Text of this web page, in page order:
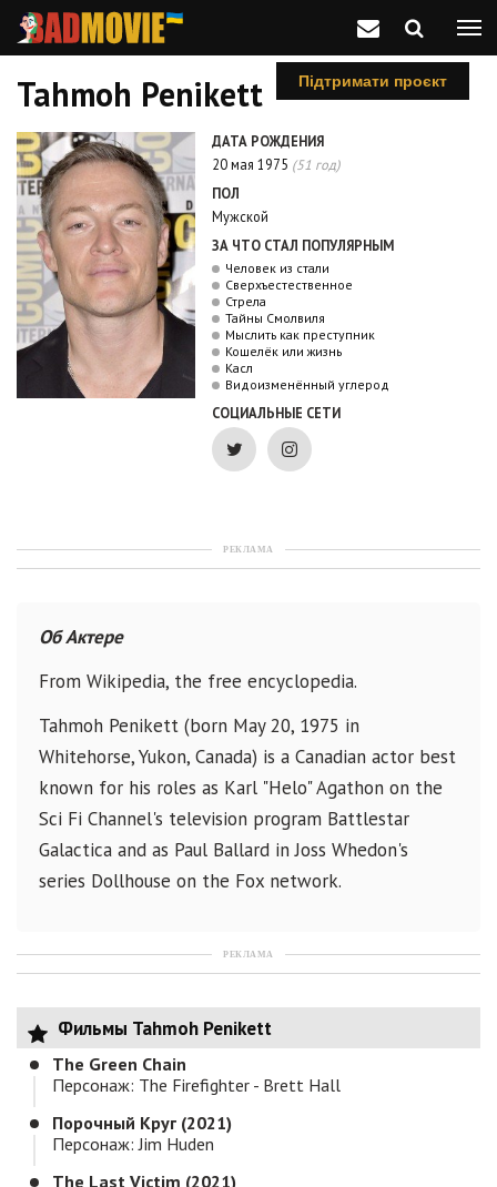
Підтримати проєкт
Tahmoh Penikett
ДАТА РОЖДЕНИЯ
20 мая 1975 (51 год)
ПОЛ
Мужской
ЗА ЧТО СТАЛ ПОПУЛЯРНЫМ
Человек из стали
Сверхъестественное
Стрела
Тайны Смолвиля
Мыслить как преступник
Кошелёк или жизнь
Касл
Видоизменённый углерод
СОЦИАЛЬНЫЕ СЕТИ
РЕКЛАМА
Об Актере
From Wikipedia, the free encyclopedia.
Tahmoh Penikett (born May 20, 1975 in
Whitehorse, Yukon, Canada) is a Canadian actor best
known for his roles as Karl "Helo" Agathon on the
Sci Fi Channel's television program Battlestar
Galactica and as Paul Ballard in Joss Whedon's
series Dollhouse on the Fox network.
РЕКЛАМА
Фильмы Tahmoh Penikett
The Green Chain
Персонаж: The Firefighter - Brett Hall
Порочный Круг (2021)
Персонаж: Jim Huden
The Last Victim (2021)